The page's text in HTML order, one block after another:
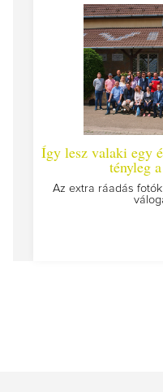
Így lesz valaki egy
tényleg a
Az extra ráadás fotók